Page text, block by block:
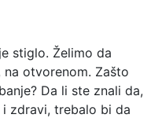
stiglo. Želimo da
na otvorenom. Zašto
Da li ste znali da,
zdravi, trebalo bi da